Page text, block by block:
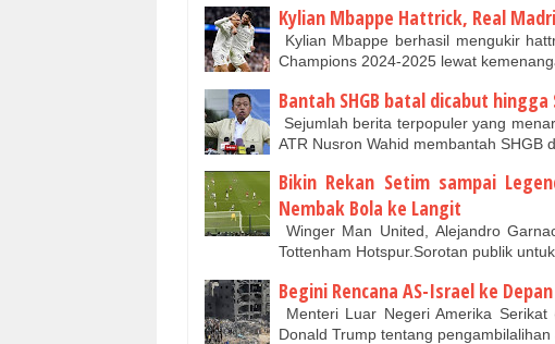
Kylian Mbappe Hattrick, Real
Kylian Mbappe berhasil mengukir
Champions 2024-2025 lewat
Bantah SHGB batal dicabut
Sejumlah berita terpopuler yang
ATR Nusron Wahid membantah SHGB
Bikin Rekan Setim sampai
Nembak Bola ke Langit
Winger Man United, Alejandro
Tottenham Hotspur.Sorotan publik
Begini Rencana AS-Israel ke
Menteri Luar Negeri Amerika
Donald Trump tentang pengambilalihan